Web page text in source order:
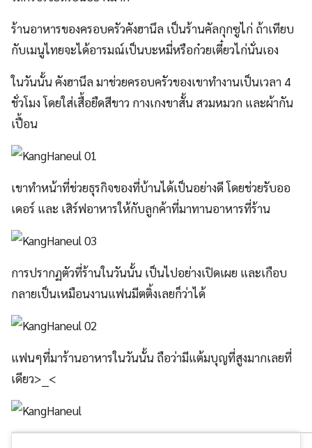
ร้านอาหารของครอบครัวคังฮานึล เป็นร้านคัลกุกซูไก่ ถ้าเทียบ
กับเมนูไทยจะได้อารมณ์เป็นบะหมี่หรือก๋วยเตี๋ยวไก่นั่นเอง
ในวันนั้น คังฮานึล มาช่วยครอบครัวของเขาทำงานเป็นเวลา 4
ชั่วโมง โดยใส่เสื้อยืดสีขาว กางเกงขาสั้น สวมหมวก และผ้ากัน
เปื้อน
เขาทำหน้าที่ช่วยธุรกิจของที่บ้านได้เป็นอย่างดี โดยช่วยรับออ
เดอร์ และ เสิร์ฟอาหารให้กับลูกค้าที่มาทานอาหารที่ร้าน
การปรากฏตัวที่ร้านในวันนั้น เป็นไปอย่างเปิดเผย และเกือบ
กลายเป็นเหมือนงานแฟนมีตติ้งเลยก็ว่าได้
แฟนๆที่มาร้านอาหารในวันนั้น ถือว่ามีแต้มบุญที่สูงมากเลยที่
เดียว>__<